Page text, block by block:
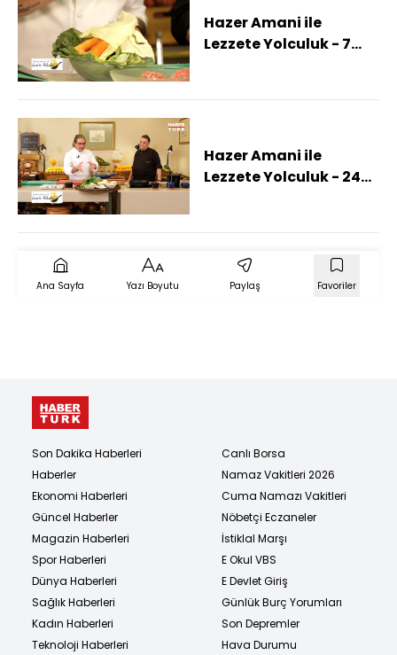
Hazer Amani ile
Lezzete Yolculuk - 7
Hazer Amani ile
Lezzete Yolculuk - 24
Ana Sayfa Yazı Boyutu Paylaş Favoriler
Son Dakika Haberleri
Haberler
Ekonomi Haberleri
Güncel Haberler
Magazin Haberleri
Spor Haberleri
Dünya Haberleri
Sağlık Haberleri
Kadın Haberleri
Teknoloji Haberleri
Canlı Borsa
Namaz Vakitleri 2026
Cuma Namazı Vakitleri
Nöbetçi Eczaneler
İstiklal Marşı
E Okul VBS
E Devlet Giriş
Günlük Burç Yorumları
Son Depremler
Hava Durumu